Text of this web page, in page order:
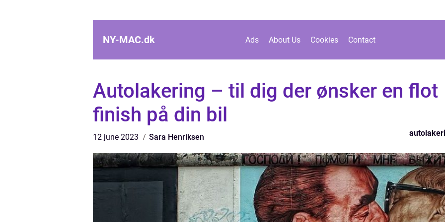
NY-MAC.dk Ads About Us Cookies Contact
Autolakering – til dig der ønsker en flot
finish på din bil
12 june 2023 Sara Henriksen